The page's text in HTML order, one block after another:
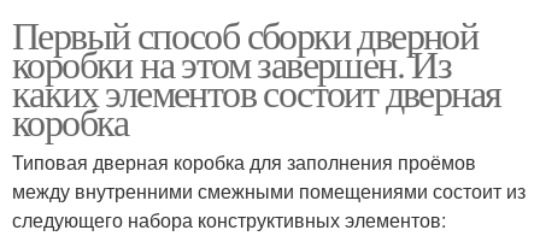
Первый способ сборки дверной
коробки на этом завершен. Из
каких элементов состоит дверная
коробка
Типовая дверная коробка для заполнения проёмов
между внутренними смежными помещениями состоит из
следующего набора конструктивных элементов: